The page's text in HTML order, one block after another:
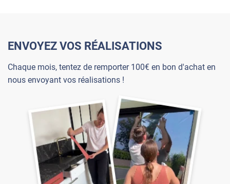
ENVOYEZ VOS RÉALISATIONS
Chaque mois, tentez de remporter 100€ en bon d'achat en
nous envoyant vos réalisations !